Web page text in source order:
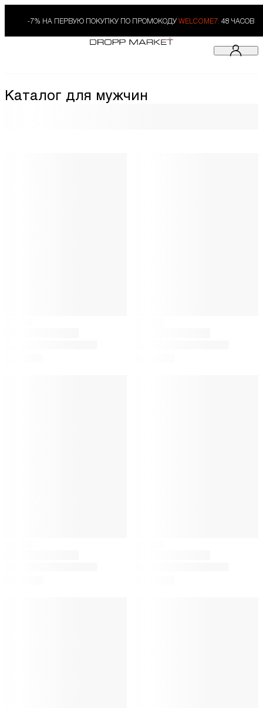
-7% НА ПЕРВУЮ ПОКУПКУ ПО ПРОМОКОДУ WELCOME7. 48 ЧАСОВ
Каталог для мужчин